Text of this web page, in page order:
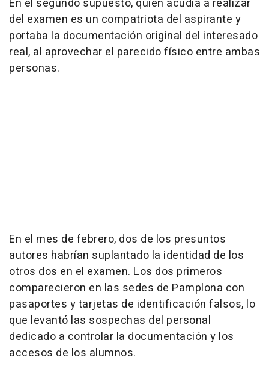
del examen es un compatriota del aspirante y
portaba la documentación original del interesado
real, al aprovechar el parecido físico entre ambas
personas.
En el mes de febrero, dos de los presuntos
autores habrían suplantado la identidad de los
otros dos en el examen. Los dos primeros
comparecieron en las sedes de Pamplona con
pasaportes y tarjetas de identificación falsos, lo
que levantó las sospechas del personal
dedicado a controlar la documentación y los
accesos de los alumnos.